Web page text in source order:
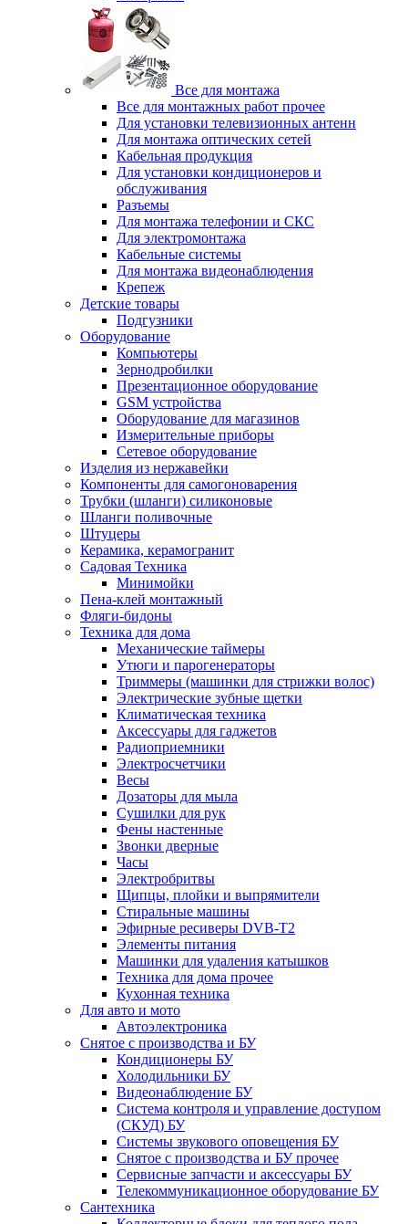
Все для монтажа
Все для монтажных работ прочее
Для установки телевизионных антенн
Для монтажа оптических сетей
Кабельная продукция
Для установки кондиционеров и
обслуживания
Разъемы
Для монтажа телефонии и СКС
Для электромонтажа
Кабельные системы
Для монтажа видеонаблюдения
Крепеж
Детские товары
Подгузники
Оборудование
Компьютеры
Зернодробилки
Презентационное оборудование
GSM устройства
Оборудование для магазинов
Измерительные приборы
Сетевое оборудование
Изделия из нержавейки
Компоненты для самогоноварения
Трубки (шланги) силиконовые
Шланги поливочные
Штуцеры
Керамика, керамогранит
Садовая Техника
Минимойки
Пена-клей монтажный
Фляги-бидоны
Техника для дома
Механические таймеры
Утюги и парогенераторы
Триммеры (машинки для стрижки волос)
Электрические зубные щетки
Климатическая техника
Аксессуары для гаджетов
Радиоприемники
Электросчетчики
Весы
Дозаторы для мыла
Сушилки для рук
Фены настенные
Звонки дверные
Часы
Электробритвы
Щипцы, плойки и выпрямители
Стиральные машины
Эфирные ресиверы DVB-T2
Элементы питания
Машинки для удаления катышков
Техника для дома прочее
Кухонная техника
Для авто и мото
Автоэлектроника
Снятое с производства и БУ
Кондиционеры БУ
Холодильники БУ
Видеонаблюдение БУ
Система контроля и управление доступом
(СКУД) БУ
Системы звукового оповещения БУ
Снятое с производства и БУ прочее
Сервисные запчасти и аксессуары БУ
Телекоммуникационное оборудование БУ
Сантехника